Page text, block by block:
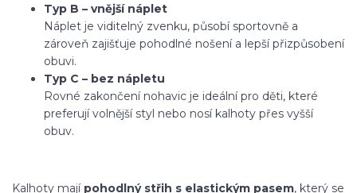
Typ B – vnější náplet
Náplet je viditelný zvenku, působí sportovně a
zároveň zajišťuje pohodlné nošení a lepší přizpůsobení
obuvi.
Typ C – bez nápletu
Rovné zakončení nohavic je ideální pro děti, které
preferují volnější styl nebo nosí kalhoty přes vyšší
obuv.
Kalhoty mají pohodlný střih s elastickým pasem, který se